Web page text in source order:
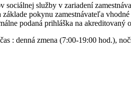
služby v zariadení
pokynu zamestnávateľa
podaná prihláška na akreditovaný
: denná zmena (7:00-19:00 hod.),